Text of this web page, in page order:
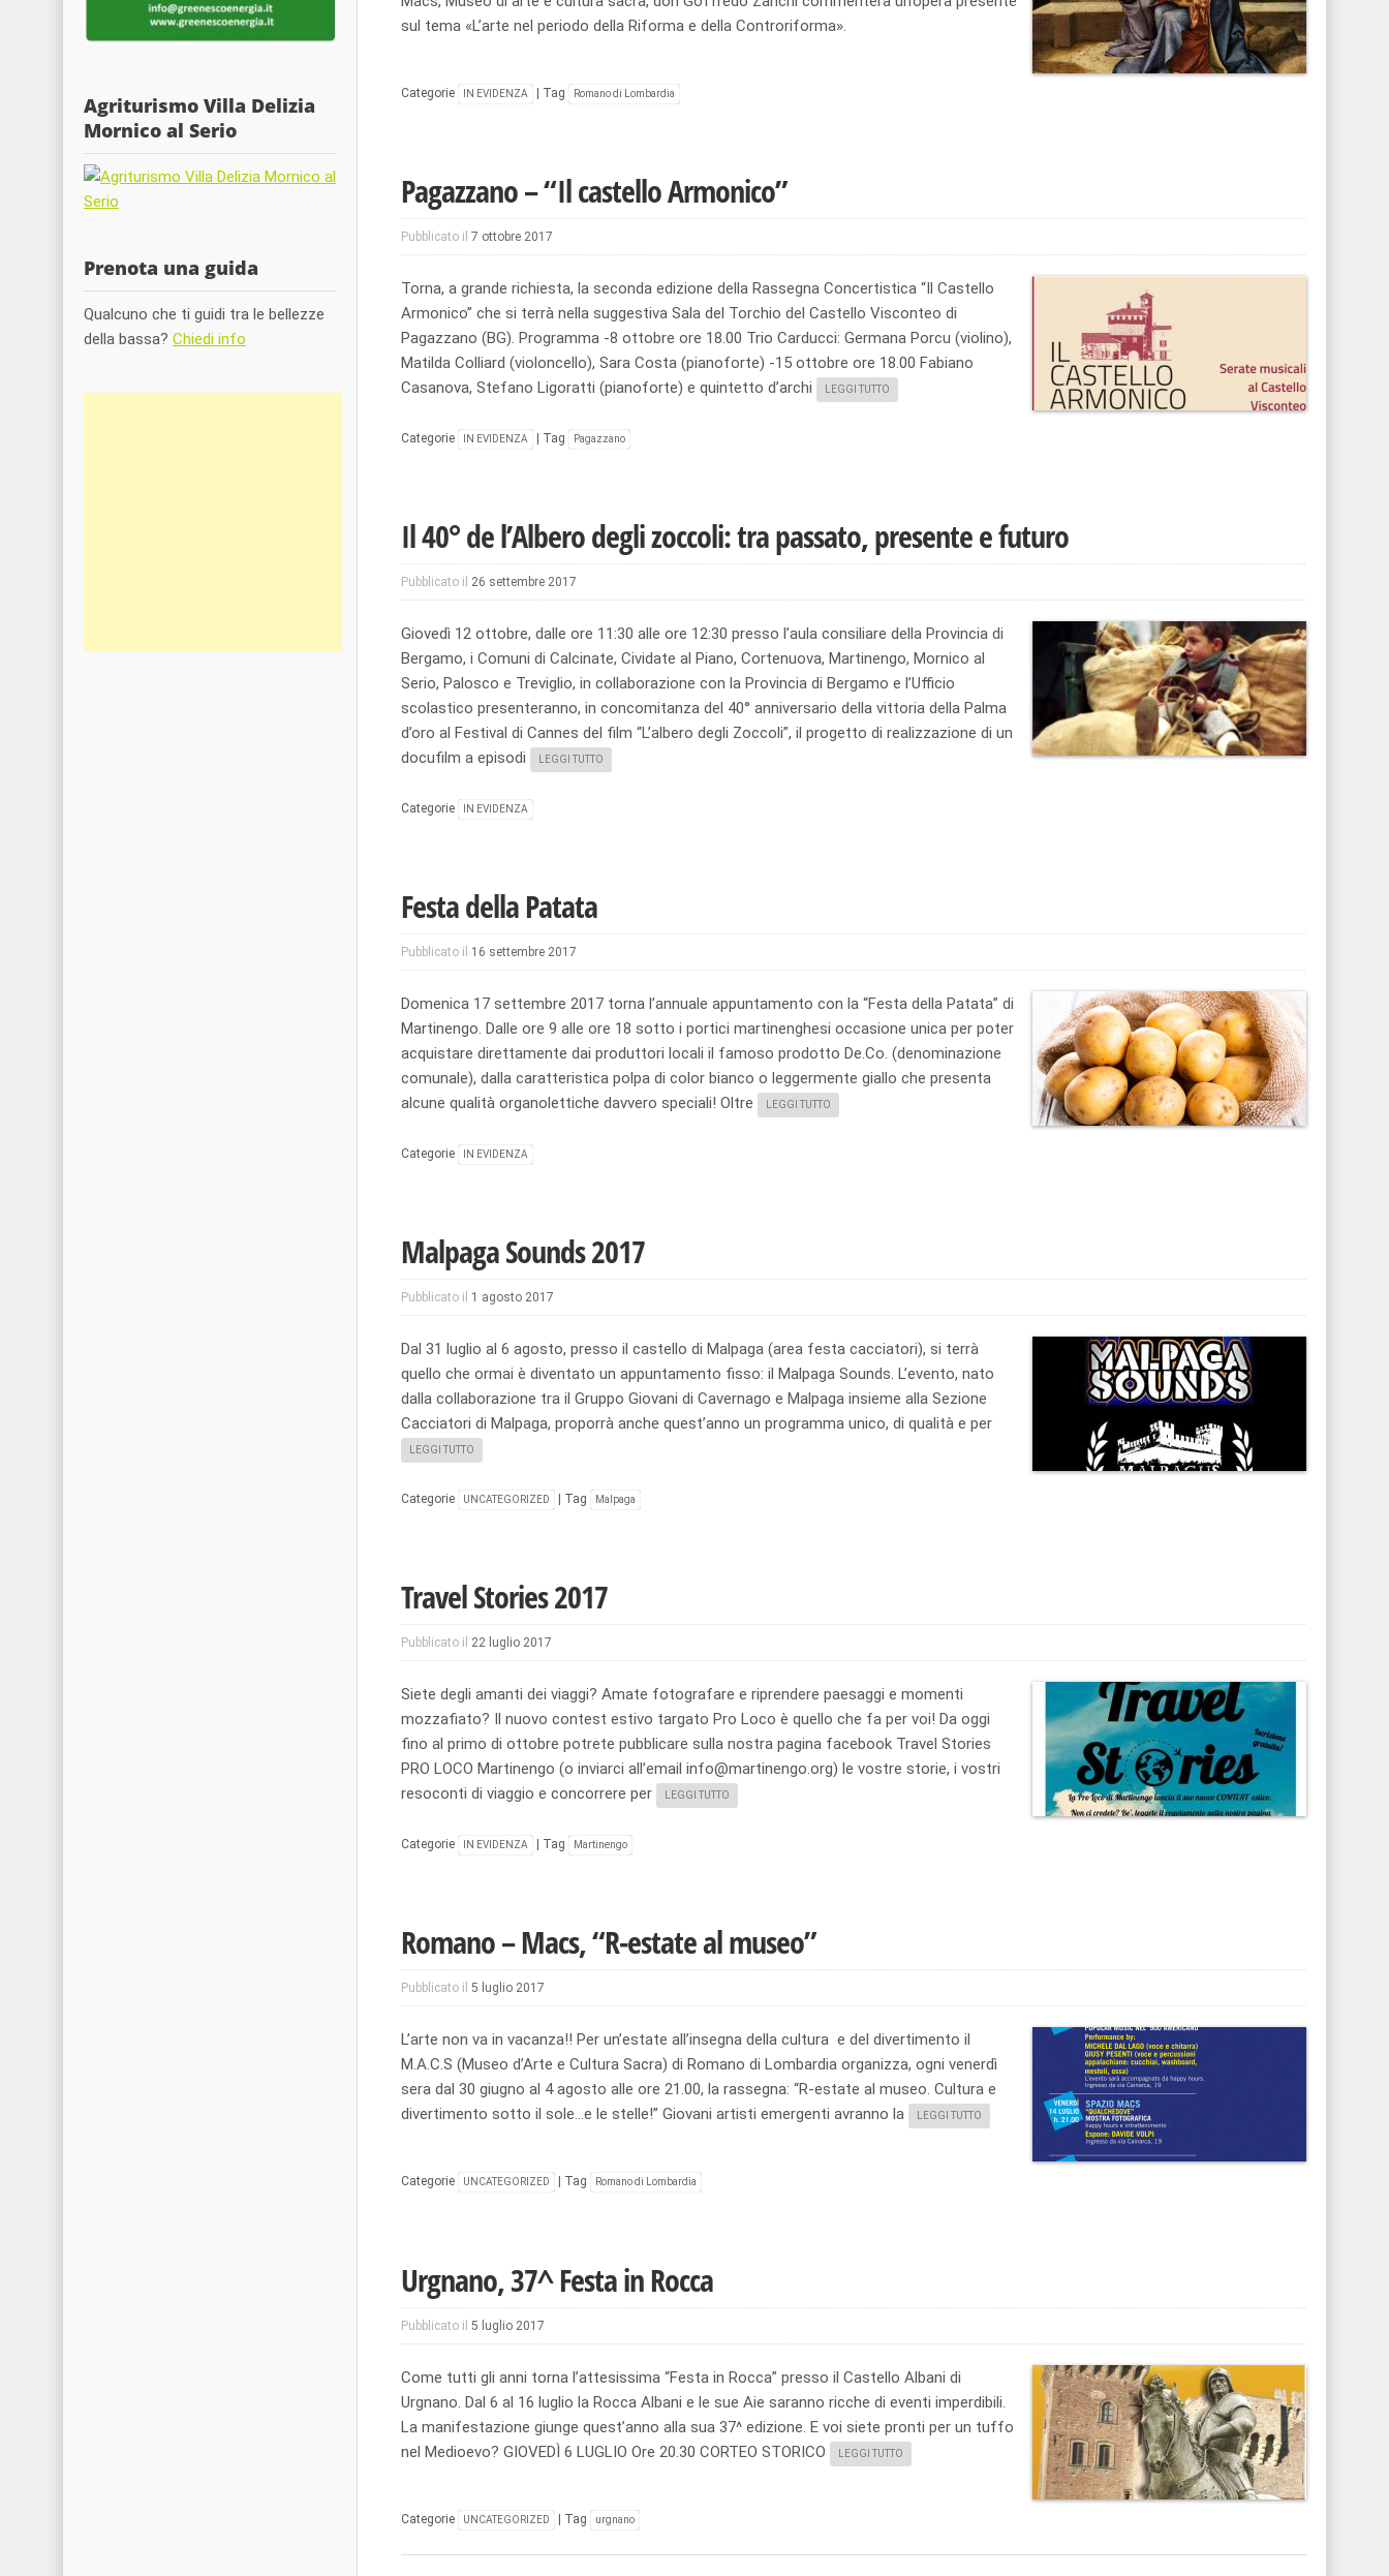
sul tema «L’arte nel periodo della Riforma e della Controriforma».
Categorie IN EVIDENZA | Tag Romano di Lombardia
Pagazzano – “Il castello Armonico”
Pubblicato il 7 ottobre 2017
Torna, a grande richiesta, la seconda edizione della Rassegna Concertistica “Il Castello
Armonico” che si terrà nella suggestiva Sala del Torchio del Castello Visconteo di
Pagazzano (BG). Programma -8 ottobre ore 18.00 Trio Carducci: Germana Porcu (violino),
Matilda Colliard (violoncello), Sara Costa (pianoforte) -15 ottobre ore 18.00 Fabiano
Casanova, Stefano Ligoratti (pianoforte) e quintetto d’archi
LEGGI TUTTO
Categorie IN EVIDENZA | Tag Pagazzano
Il 40° de l’Albero degli zoccoli: tra passato, presente e futuro
Pubblicato il 26 settembre 2017
Giovedì 12 ottobre, dalle ore 11:30 alle ore 12:30 presso l’aula consiliare della Provincia di
Bergamo, i Comuni di Calcinate, Cividate al Piano, Cortenuova, Martinengo, Mornico al
Serio, Palosco e Treviglio, in collaborazione con la Provincia di Bergamo e l’Ufficio
scolastico presenteranno, in concomitanza del 40° anniversario della vittoria della Palma
d’oro al Festival di Cannes del film “L’albero degli Zoccoli”, il progetto di realizzazione di un
docufilm a episodi
LEGGI TUTTO
Categorie IN EVIDENZA
Festa della Patata
Pubblicato il 16 settembre 2017
Domenica 17 settembre 2017 torna l’annuale appuntamento con la “Festa della Patata” di
Martinengo. Dalle ore 9 alle ore 18 sotto i portici martinenghesi occasione unica per poter
acquistare direttamente dai produttori locali il famoso prodotto De.Co. (denominazione
comunale), dalla caratteristica polpa di color bianco o leggermente giallo che presenta
alcune qualità organolettiche davvero speciali! Oltre
LEGGI TUTTO
Categorie IN EVIDENZA
Malpaga Sounds 2017
Pubblicato il 1 agosto 2017
Dal 31 luglio al 6 agosto, presso il castello di Malpaga (area festa cacciatori), si terrà
quello che ormai è diventato un appuntamento fisso: il Malpaga Sounds. L’evento, nato
dalla collaborazione tra il Gruppo Giovani di Cavernago e Malpaga insieme alla Sezione
Cacciatori di Malpaga, proporrà anche quest’anno un programma unico, di qualità e per
LEGGI TUTTO
Categorie UNCATEGORIZED | Tag Malpaga
Travel Stories 2017
Pubblicato il 22 luglio 2017
Siete degli amanti dei viaggi? Amate fotografare e riprendere paesaggi e momenti
mozzafiato? Il nuovo contest estivo targato Pro Loco è quello che fa per voi! Da oggi
fino al primo di ottobre potrete pubblicare sulla nostra pagina facebook Travel Stories
PRO LOCO Martinengo (o inviarci all’email info@martinengo.org) le vostre storie, i vostri
resoconti di viaggio e concorrere per
LEGGI TUTTO
Categorie IN EVIDENZA | Tag Martinengo
Romano – Macs, “R-estate al museo”
Pubblicato il 5 luglio 2017
L’arte non va in vacanza!! Per un’estate all’insegna della cultura e del divertimento il
M.A.C.S (Museo d’Arte e Cultura Sacra) di Romano di Lombardia organizza, ogni venerdì
sera dal 30 giugno al 4 agosto alle ore 21.00, la rassegna: “R-estate al museo. Cultura e
divertimento sotto il sole…e le stelle!” Giovani artisti emergenti avranno la
LEGGI TUTTO
Categorie UNCATEGORIZED Tag Romano di Lombardia
Urgnano, 37^ Festa in Rocca
Pubblicato il 5 luglio 2017
Come tutti gli anni torna l’attesissima “Festa in Rocca” presso il Castello Albani di
Urgnano. Dal 6 al 16 luglio la Rocca Albani e le sue Aie saranno ricche di eventi imperdibili.
La manifestazione giunge quest’anno alla sua 37^ edizione. E voi siete pronti per un tuffo
nel Medioevo? GIOVEDÌ 6 LUGLIO Ore 20.30 CORTEO STORICO
LEGGI TUTTO
Categorie UNCATEGORIZED | Tag urgnano
Agriturismo Villa Delizia
Mornico al Serio
Prenota una guida
Qualcuno che ti guidi tra le bellezze
della bassa? Chiedi info